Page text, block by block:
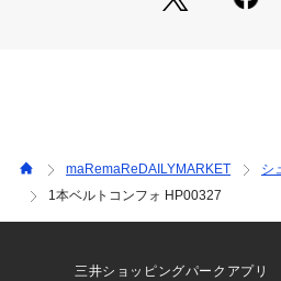
※こちらの商品は原材料の高騰によ
何卒ご理解いただきますようお願い
maRemaReDAILYMARKET シ
1本ベルトコンフォ HP00327
三井ショッピングパークアプリ